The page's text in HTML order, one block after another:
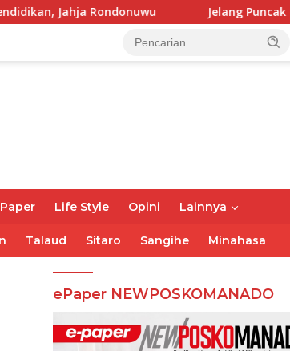
Jelang Puncak TIFF 2026, Polisi
Life Style Opini Lainnya
Talaud Sitaro Sangihe Minahasa
ePaper NEWPOSKOMANADO